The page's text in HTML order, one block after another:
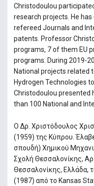
Christodoulou
research projects. He
refereed Journals and
patents. Professor
programs, 7 of them EU
programs. During 2019-
National projects related
Hydrogen Technologies
Christodoulou presented
than 100 National and
Ο Δρ. Χριστόδουλος
(1959) της Κύπρου.
σπουδή) Χημικού
Σχολή Θεσσαλονίκης,
Θεσσαλονίκης, Ελλάδα,
(1987) από το Kansas